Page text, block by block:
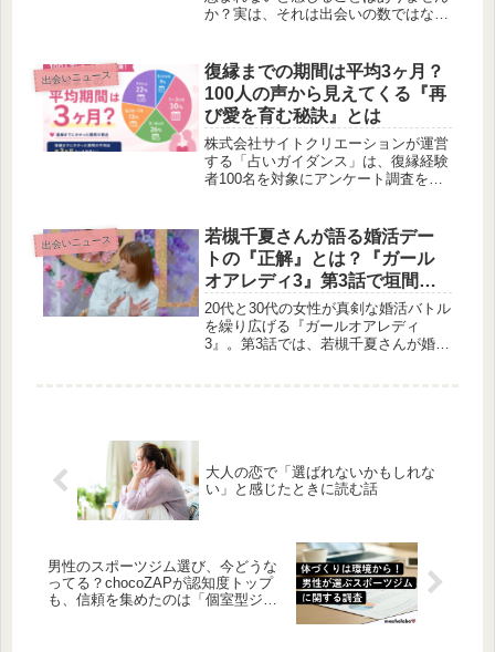
か？実は、それは出会いの数ではな
星気学風水の観点から、本命星ごとに
「ご縁が生まれやすい場所」や「恋
愛・結婚につながりやすい出会い方」
をご紹介します。無理なく自分らしい
恋活・婚活を見つけるヒントがきっと
見つかるでしょう。
出会いニュース
復縁までの期間は平均3ヶ月？
100人の声から見えてくる『再
び愛を育む秘訣』とは
株式会社サイトクリエーションが運営
する「占いガイダンス」は、復縁経験
者100名を対象にアンケート調査を実
させるために意識した行動など、貴重
な実体験に基づくデータをご紹介しま
す。復縁を考えるすべての方にとっ
て、きっと参考になる情報が見つかる
でしょう。
出会いニュース
若槻千夏さんが語る婚活デー
トの『正解』とは？『ガール
オアレディ3』第3話で垣間見
える大人の恋の駆け引き
20代と30代の女性が真剣な婚活バトル
を繰り広げる『ガールオアレディ
3』。第3話では、若槻千夏さんが婚活
大人の恋で「選ばれないかもしれな
い」と感じたときに読む話
男性のスポーツジム選び、今どうな
ってる？chocoZAPが認知度トップ
も、信頼を集めたのは「個室型ジ